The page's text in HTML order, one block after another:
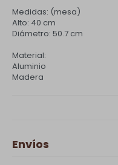
Medidas: (mesa)
Alto: 40 cm
Diámetro: 50.7 cm
Material:
Aluminio
Madera
Envíos